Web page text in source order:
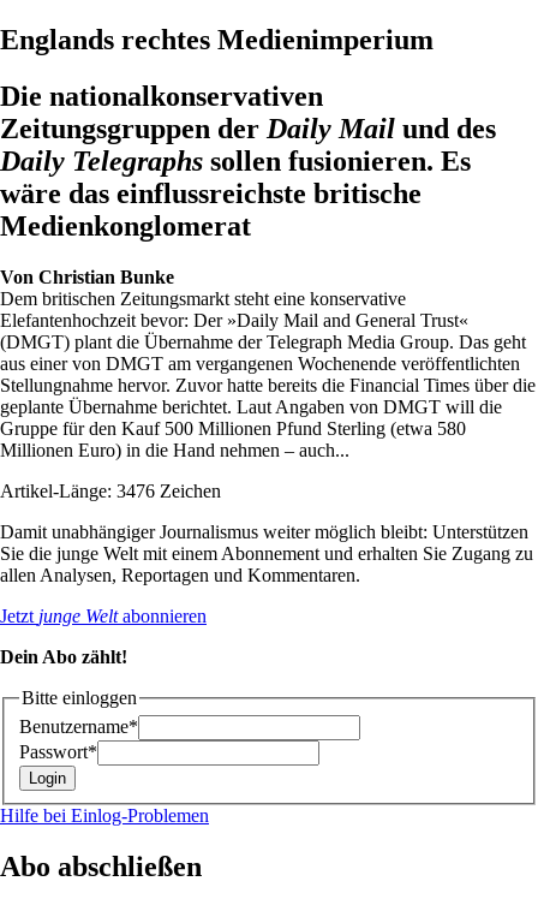
Englands rechtes Medienimperium
Die nationalkonservativen
Zeitungsgruppen der Daily Mail und des
Daily Telegraphs sollen fusionieren. Es
wäre das einflussreichste britische
Medienkonglomerat
Von Christian Bunke
Dem britischen Zeitungsmarkt steht eine konservative
Elefantenhochzeit bevor: Der »Daily Mail and General Trust«
(DMGT) plant die Übernahme der Telegraph Media Group. Das geht
aus einer von DMGT am vergangenen Wochenende veröffentlichten
Stellungnahme hervor. Zuvor hatte bereits die Financial Times über die
geplante Übernahme berichtet. Laut Angaben von DMGT will die
Gruppe für den Kauf 500 Millionen Pfund Sterling (etwa 580
Millionen Euro) in die Hand nehmen – auch...
Artikel-Länge: 3476 Zeichen
Damit unabhängiger Journalismus weiter möglich bleibt: Unterstützen
Sie die junge Welt mit einem Abonnement und erhalten Sie Zugang zu
allen Analysen, Reportagen und Kommentaren.
Jetzt junge Weltabonnieren
Dein Abo zählt!
Bitte einloggen
Benutzername*
Passwort*
Hilfe bei Einlog-Problemen
Abo abschließen